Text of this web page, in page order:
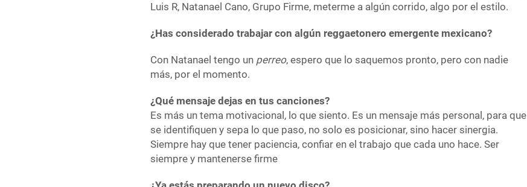
Luis R, Natanael Cano, Grupo Firme, meterme a algún corrido, algo por el estilo.
¿Has considerado trabajar con algún reggaetonero emergente mexicano?
Con Natanael tengo un perreo, espero que lo saquemos pronto, pero con nadie
más, por el momento.
¿Qué mensaje dejas en tus canciones?
Es más un tema motivacional, lo que siento. Es un mensaje más personal, para que
se identifiquen y sepa lo que paso, no solo es posicionar, sino hacer sinergia.
Siempre hay que tener paciencia, confiar en el trabajo que cada uno hace. Ser
siempre y mantenerse firme